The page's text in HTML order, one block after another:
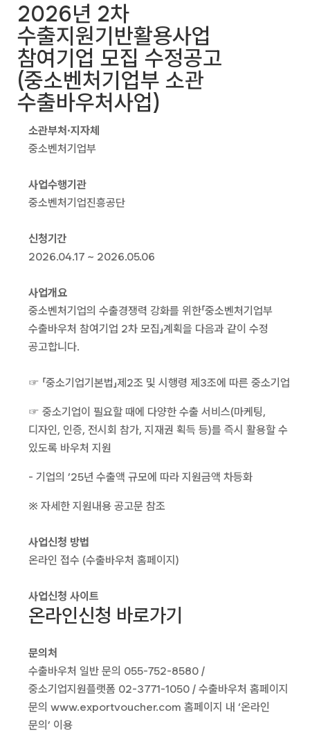
2026년 2차
수출지원기반활용사업
참여기업 모집 수정공고
(중소벤처기업부 소관
수출바우처사업)
소관부처·지자체
중소벤처기업부
사업수행기관
중소벤처기업진흥공단
신청기간
2026.04.17 ~ 2026.05.06
사업개요
중소벤처기업의 수출경쟁력 강화를 위한「중소벤처기업부
수출바우처 참여기업 2차 모집」계획을 다음과 같이 수정
공고합니다.
☞ 「중소기업기본법」제2조 및 시행령 제3조에 따른 중소기업
☞ 중소기업이 필요할 때에 다양한 수출 서비스(마케팅,
디자인, 인증, 전시회 참가, 지재권 획득 등)를 즉시 활용할 수
있도록 바우처 지원
- 기업의 ’25년 수출액 규모에 따라 지원금액 차등화
※ 자세한 지원내용 공고문 참조
사업신청 방법
온라인 접수 (수출바우처 홈페이지)
사업신청 사이트
온라인신청 바로가기
문의처
수출바우처 일반 문의 055-752-8580 /
중소기업지원플랫폼 02-3771-1050 / 수출바우처 홈페이지
문의 www.exportvoucher.com 홈페이지 내 ‘온라인
문의’ 이용